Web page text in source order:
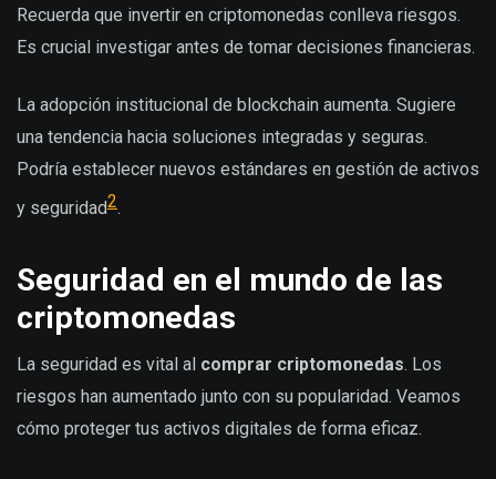
Recuerda que invertir en criptomonedas conlleva riesgos.
Es crucial investigar antes de tomar decisiones financieras.
La adopción institucional de blockchain aumenta. Sugiere
una tendencia hacia soluciones integradas y seguras.
Podría establecer nuevos estándares en gestión de activos
y seguridad2.
Seguridad en el mundo de las
criptomonedas
La seguridad es vital al comprar criptomonedas. Los
riesgos han aumentado junto con su popularidad. Veamos
cómo proteger tus activos digitales de forma eficaz.